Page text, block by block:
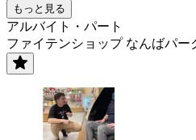
もっと見る
アルバイト・パート
ファイテンショップ なんばパー